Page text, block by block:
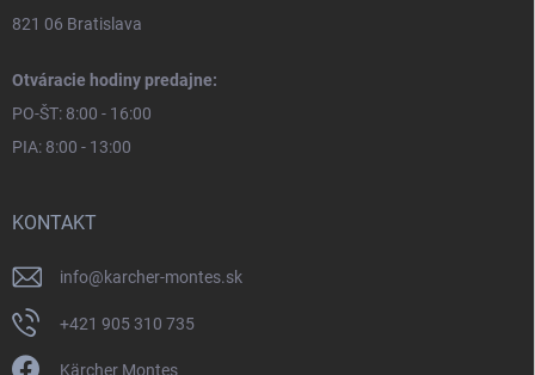
821 06 Bratislava
Otváracie hodiny predajne:
PO-ŠT: 8:00 - 16:00
PIA: 8:00 - 13:00
KONTAKT
info@karcher-montes.sk
+421 905 310 735
Kärcher Montes